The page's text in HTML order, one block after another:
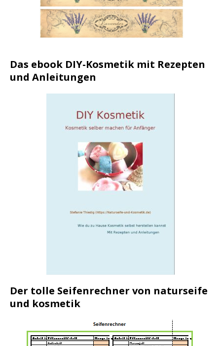
Das ebook DIY-Kosmetik mit Rezepten
und Anleitungen
Der tolle Seifenrechner von naturseife
und kosmetik